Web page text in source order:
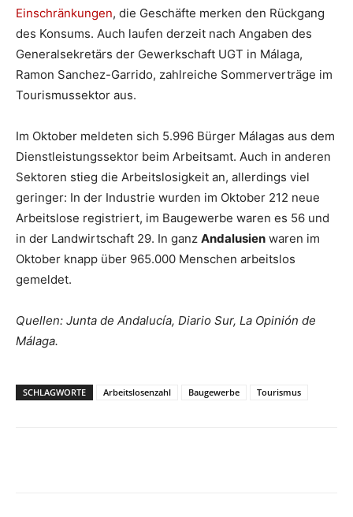
Einschränkungen, die Geschäfte merken den Rückgang
des Konsums. Auch laufen derzeit nach Angaben des
Generalsekretärs der Gewerkschaft UGT in Málaga,
Ramon Sanchez-Garrido, zahlreiche Sommerverträge im
Tourismussektor aus.
Im Oktober meldeten sich 5.996 Bürger Málagas aus dem
Dienstleistungssektor beim Arbeitsamt. Auch in anderen
Sektoren stieg die Arbeitslosigkeit an, allerdings viel
geringer: In der Industrie wurden im Oktober 212 neue
Arbeitslose registriert, im Baugewerbe waren es 56 und
in der Landwirtschaft 29. In ganz Andalusien waren im
Oktober knapp über 965.000 Menschen arbeitslos
gemeldet.
Quellen: Junta de Andalucía, Diario Sur, La Opinión de
Málaga.
SCHLAGWORTE Arbeitslosenzahl Baugewerbe Tourismus